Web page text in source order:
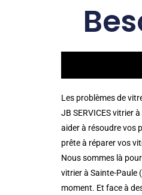
Les problèmes de
JB SERVICES vitrier
aider à résoudre vos
prête à réparer vos
Nous sommes là
vitrier à Sainte-Paule
moment. Et face à